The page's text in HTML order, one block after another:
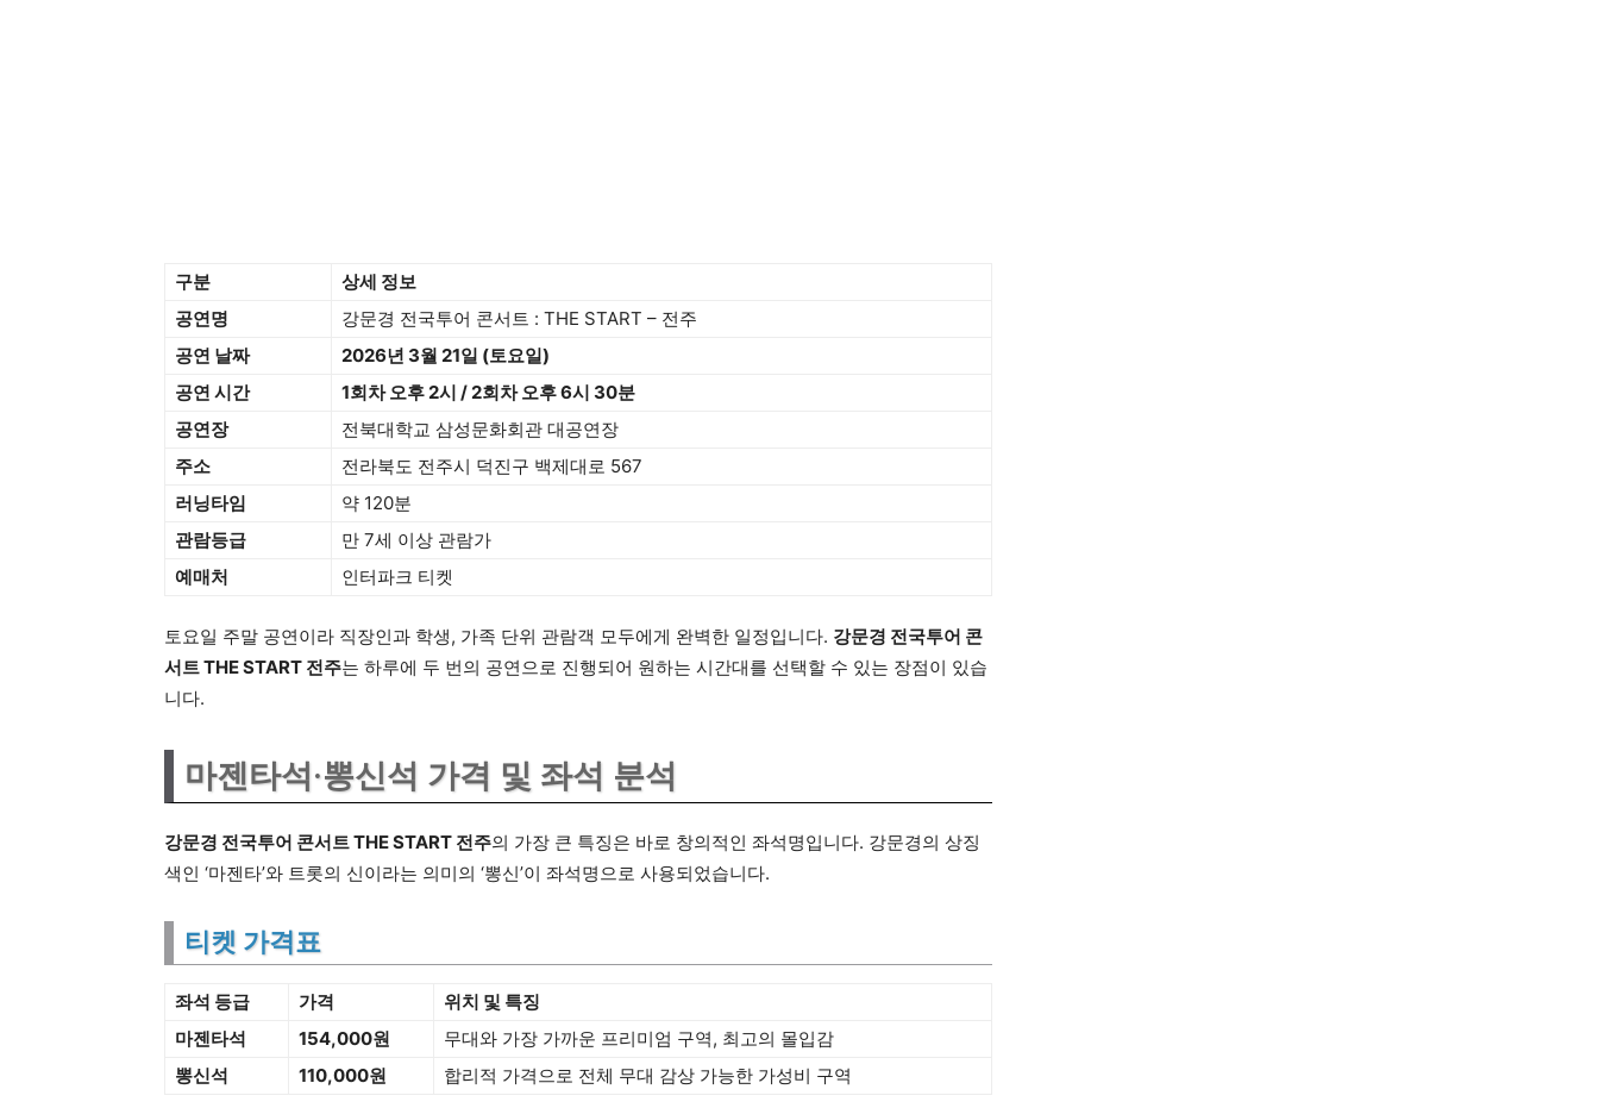
구분
상세 정보
공연명
강문경 전국투어 콘서트 : THE START – 전주
공연 날짜
2026년 3월 21일 (토요일)
공연 시간
1회차 오후 2시 / 2회차 오후 6시 30분
공연장
전북대학교 삼성문화회관 대공연장
주소
전라북도 전주시 덕진구 백제대로 567
러닝타임
약 120분
관람등급
만 7세 이상 관람가
예매처
인터파크 티켓
토요일 주말 공연이라 직장인과 학생, 가족 단위 관람객 모두에게 완벽한 일정입니다. 강문경 전국투어 콘
서트 THE START 전주는 하루에 두 번의 공연으로 진행되어 원하는 시간대를 선택할 수 있는 장점이 있습
니다.
마젠타석·뽕신석 가격 및 좌석 분석
강문경 전국투어 콘서트 THE START 전주의 가장 큰 특징은 바로 창의적인 좌석명입니다. 강문경의 상징
색인 ‘마젠타’와 트롯의 신이라는 의미의 ‘뽕신’이 좌석명으로 사용되었습니다.
티켓 가격표
좌석 등급 가격
위치 및 특징
마젠타석
154,000원
무대와 가장 가까운 프리미엄 구역, 최고의 몰입감
뽕신석
110,000원 합리적 가격으로 전체 무대 감상 가능한 가성비 구역